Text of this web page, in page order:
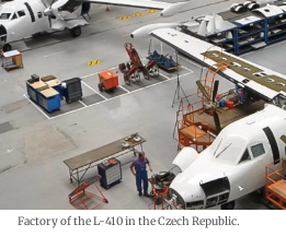
Factory of the L-410 in the Czech Republic.